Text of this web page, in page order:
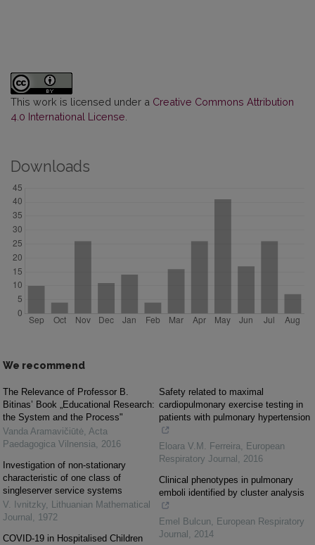
This work is licensed under a Creative Commons Attribution
4.0 International License
Downloads
We recommend
The Relevance of Professor B.
Bitinas’ Book „Educational Research:
the System and the Process"
Vanda Aramavičiūtė, Acta
Paedagogica Vilnensia, 2016
Investigation of non-stationary
characteristic of one class of
singleserver service systems
V. Ivnitzky, Lithuanian Mathematical
Journal , 1972
COVID-19 in Hospitalised Children
Safety related to maximal
cardiopulmonary exercise testing in
patients with pulmonary hypertension
Eloara V.M. Ferreira, European
Respiratory Journal , 2016
Clinical phenotypes in pulmonary
emboli identified by cluster analysis
Emel Bulcun, European Respiratory
Journal , 2014